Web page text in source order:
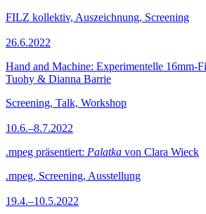
FILZ kollektiv, Auszeichnung, Screening
26.6.2022
Hand and Machine: Experimentelle 16mm-
Tuohy & Dianna Barrie
Screening, Talk, Workshop
10.6.–8.7.2022
.mpeg präsentiert: Palatka von Clara Wieck
.mpeg, Screening, Ausstellung
19.4.–10.5.2022